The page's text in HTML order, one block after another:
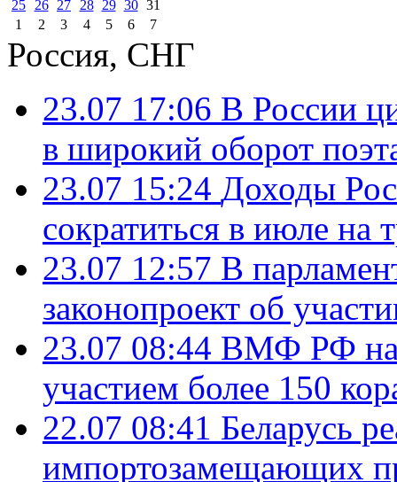
25 26 27 28 29 30 31
1
2 3 4 5 6 7
Россия, СНГ
23.07 17:06 В России
в широкий оборот
23.07 15:24 Доходы
сократиться в июле на
23.07 12:57 В
законопроект об
23.07 08:44 ВМФ РФ
участием более 150
22.07 08:41 Беларусь
импортозамещающих